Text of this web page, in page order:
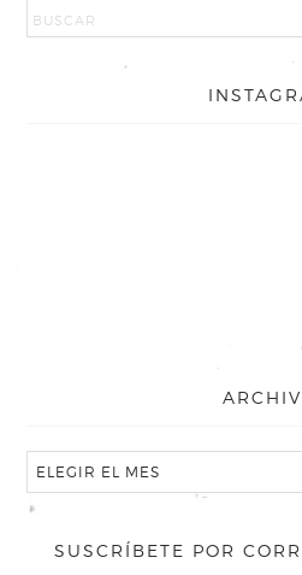
SUSCRÍBETE POR